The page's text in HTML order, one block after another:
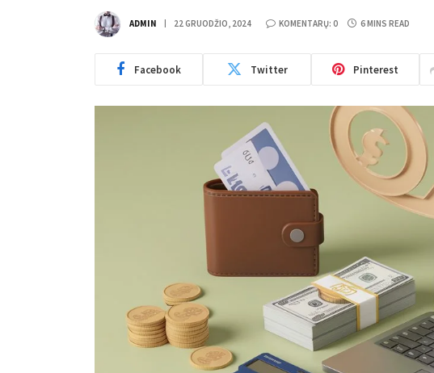
ADMIN 22 GRUODŽIO, 2024 KOMENTARŲ: 0 6 MINS READ
Facebook Twitter Pinterest